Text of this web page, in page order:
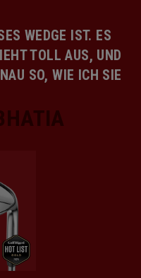
WEDGE IST. ES
TOLL AUS, UND
SO, WIE ICH SIE